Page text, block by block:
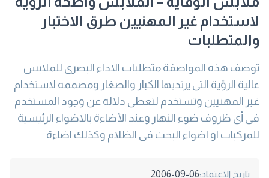
لاستخدام غير المهنيين طرق الاختبار
والمتطلبات
توصف هذه المواصفة متطلبات الاداء البصرى للملابس
عالية الرؤية التى يرتديها الكبار والصغار ومصممه لاستخدام
غير المهنيين وتستخدم لتعطى دلالة عن وجود المستخدم
فى أى ظروف ضوء النهار وعند الأضاءة بالاضواء الرئيسية
للمركبات او اضواء البحث فى الظلام وكذلك اضاءة
تاريخ الاعتماد:2006-09-06